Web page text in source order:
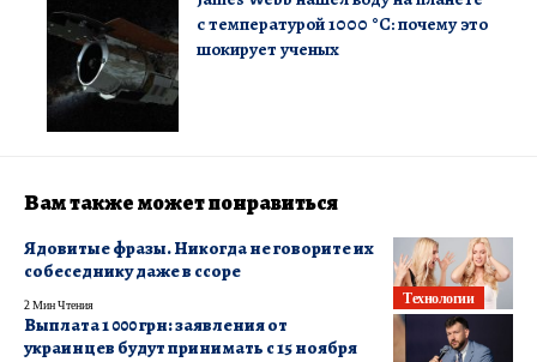
с температурой 1000 °C: почему это
шокирует ученых
Вам также может понравиться
Технологии
Ядовитые фразы. Никогда не говорите их
собеседнику даже в ссоре
2 Мин Чтения
Выплата 1 000 грн: заявления от
украинцев будут принимать с 15 ноября